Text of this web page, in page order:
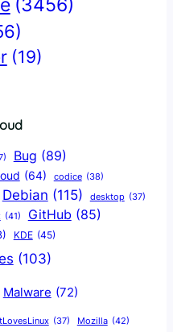
(19)
Bug (89)
(64) codice (38)
Debian (115) desktop (37)
(41) GitHub (85)
KDE (45)
(103)
Malware (72)
(37) Mozilla (42)